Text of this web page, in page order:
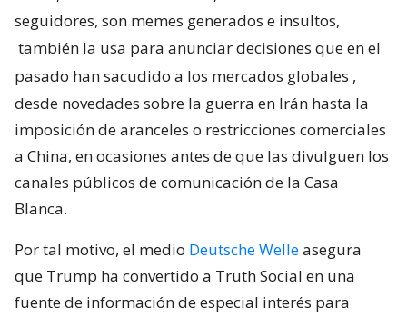
seguidores, son memes generados e insultos,
también la usa para anunciar decisiones que en el
pasado han sacudido a los mercados globales ,
desde novedades sobre la guerra en Irán hasta la
imposición de aranceles o restricciones comerciales
a China, en ocasiones antes de que las divulguen los
canales públicos de comunicación de la Casa
Blanca.
Por tal motivo, el medio Deutsche Welleasegura
que Trump ha convertido a Truth Social en una
fuente de información de especial interés para